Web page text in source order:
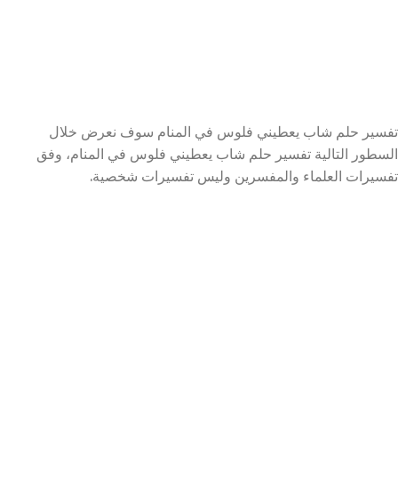
تفسير حلم شاب يعطيني فلوس في المنام سوف نعرض خلال
السطور التالية تفسير حلم شاب يعطيني فلوس في المنام، وفق
تفسيرات العلماء والمفسرين وليس تفسيرات شخصية.